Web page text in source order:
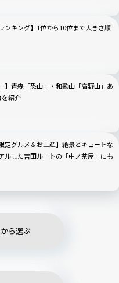
ンキング】1位から10位まで大きさ順
】青森「恐山」・和歌山「高野山」あ
を紹介
定グルメ＆お土産】絶景とキュートな
ルした吉田ルートの「中ノ茶屋」にも
ら選ぶ